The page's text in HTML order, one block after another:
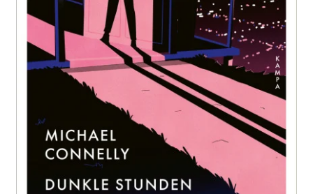
WEITERE VERLAGE
Search: